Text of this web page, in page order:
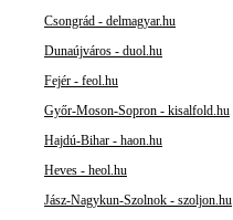
Csongrád - delmagyar.hu
Dunaújváros - duol.hu
Fejér - feol.hu
Győr-Moson-Sopron - kisalfold.hu
Hajdú-Bihar - haon.hu
Heves - heol.hu
Jász-Nagykun-Szolnok - szoljon.hu